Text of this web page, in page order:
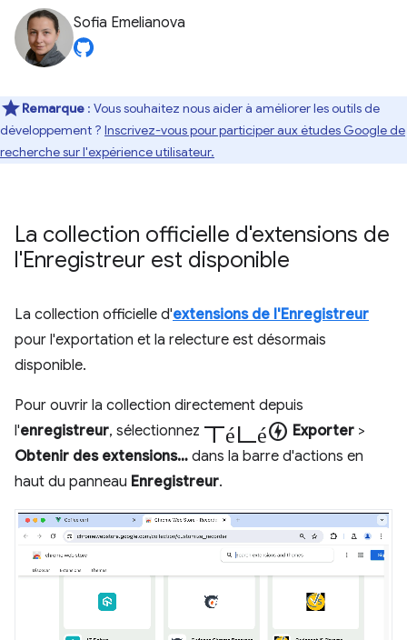
Sofia Emelianova
Remarque : Vous souhaitez nous aider à améliorer les outils de
développement ? Inscrivez-vous pour participer aux études Google de
recherche sur l'expérience utilisateur.
La collection officielle d'extensions de
l'Enregistreur est disponible
La collection officielle d'extensions de l'Enregistreur
pour l'exportation et la relecture est désormais
disponible.
Pour ouvrir la collection directement depuis
l'enregistreur, sélectionnez Télécharger Exporter >
Obtenir des extensions… dans la barre d'actions en
haut du panneau Enregistreur.